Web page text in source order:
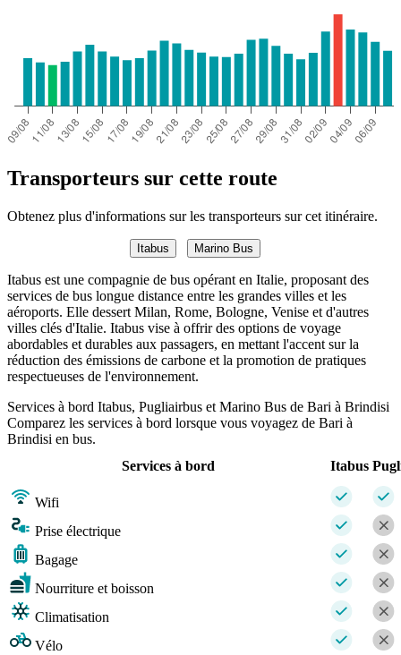
Transporteurs sur cette route
Obtenez plus d'informations sur les transporteurs sur cet itinéraire.
Itabus Marino Bus
Itabus est une compagnie de bus opérant en Italie, proposant des
services de bus longue distance entre les grandes villes et les
aéroports. Elle dessert Milan, Rome, Bologne, Venise et d'autres
villes clés d'Italie. Itabus vise à offrir des options de voyage
abordables et durables aux passagers, en mettant l'accent sur la
réduction des émissions de carbone et la promotion de pratiques
respectueuses de l'environnement.
Services à bord Itabus, Pugliairbus et Marino Bus de Bari à Brindisi
Comparez les services à bord lorsque vous voyagez de Bari à
Brindisi en bus.
Services à bord
Itabus
Wifi
Prise électrique
Bagage
Nourriture et boisson
Climatisation
Vélo